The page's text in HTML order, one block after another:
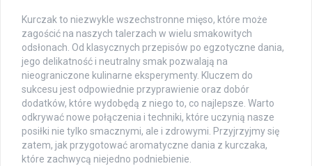
Kurczak to niezwykle wszechstronne mięso, które może
zagościć na naszych talerzach w wielu smakowitych
odsłonach. Od klasycznych przepisów po egzotyczne dania,
jego delikatność i neutralny smak pozwalają na
nieograniczone kulinarne eksperymenty. Kluczem do
sukcesu jest odpowiednie przyprawienie oraz dobór
dodatków, które wydobędą z niego to, co najlepsze. Warto
odkrywać nowe połączenia i techniki, które uczynią nasze
posiłki nie tylko smacznymi, ale i zdrowymi. Przyjrzyjmy się
zatem, jak przygotować aromatyczne dania z kurczaka,
które zachwycą niejedno podniebienie.